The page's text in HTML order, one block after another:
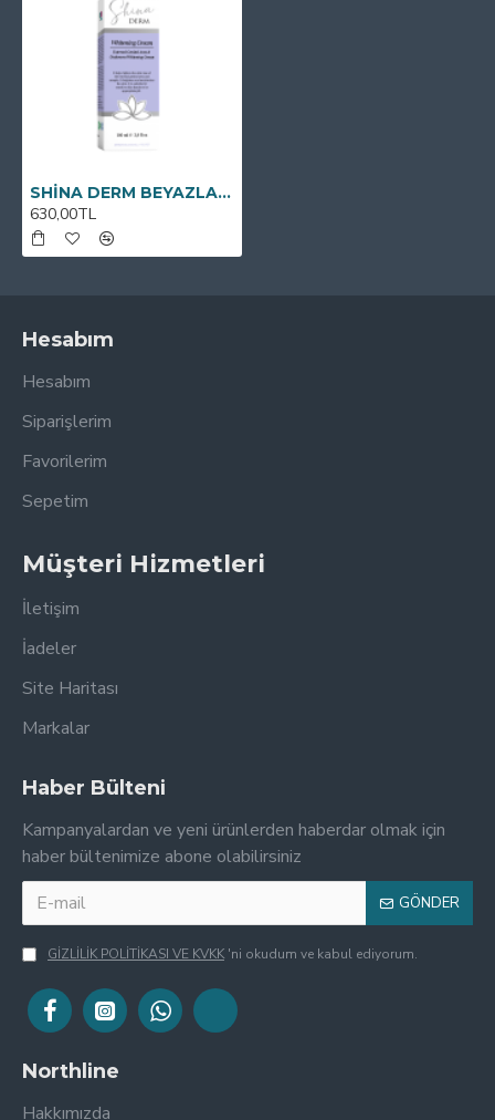
SHİNA DERM BEYAZLATICI KREM 100ML
630,00TL
Hesabım
Hesabım
Siparişlerim
Favorilerim
Sepetim
Müşteri Hizmetleri
İletişim
İadeler
Site Haritası
Markalar
Haber Bülteni
Kampanyalardan ve yeni ürünlerden haberdar olmak için
haber bültenimize abone olabilirsiniz
GÖNDER
GİZLİLİK POLİTİKASI VE KVKK 'ni okudum ve kabul ediyorum.
Northline
Hakkımızda